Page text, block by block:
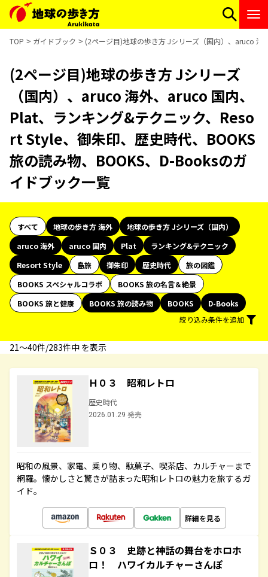
TOP ガイドブック (2ページ目)地球の歩き方 Jシリーズ（国内）、aruco
(2ページ目)地球の歩き方 Jシリーズ
（国内）、aruco 海外、aruco 国内、
Plat、ランキング&テクニック、Reso
rt Style、御朱印、歴史時代、BOOKS
旅の読み物、BOOKS、D-Booksのガ
イドブック一覧
すべて 地球の歩き方 海外
地球の歩き方 Jシリーズ（国内）
aruco 海外
aruco 国内 Plat
ランキング&テクニック
Resort Style
島旅 御朱印 歴史時代
旅の図鑑
BOOKS スペシャルコラボ
BOOKS 旅の名言＆絶景
BOOKS 旅と健康
BOOKS 旅の読み物 BOOKS
D-Books
絞り込み条件を追加
21〜40件/283件中 を表示
Ｈ０３ 昭和レトロ
歴史時代
2026.01.29 発売
昭和の風景、家電、乗り物、駄菓子、喫茶店、カルチャーまで
網羅。懐かしさと驚きが詰まった昭和レトロの魅力を旅するガ
イド。
詳細を見る
Ｓ０３ 史跡と神話の舞台をホロホ
ロ！ ハワイカルチャーさんぽ